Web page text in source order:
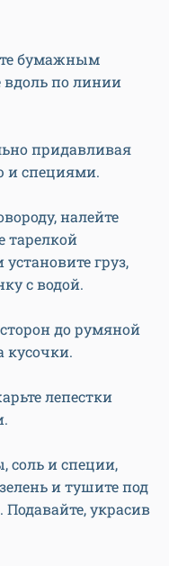
бумажным
вдоль по линии
придавливая
и специями.
налейте
тарелкой
груз,
с водой.
до румяной
кусочки.
лепестки
соль и специи,
и тушите под
украсив